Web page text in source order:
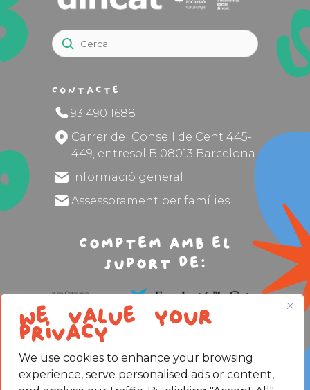
We value your
privacy
We use cookies to enhance your browsing
experience, serve personalised ads or content,
Carrer del Consell de Cent 445-
449, entresol B 08013 Barcelona
Comptem amb el